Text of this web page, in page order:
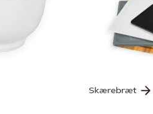
Skærebræt